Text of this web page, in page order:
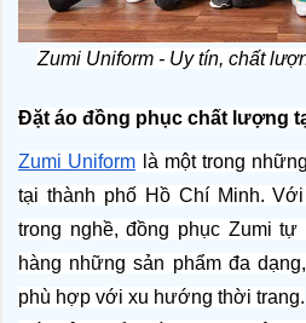
Zumi Uniform - Uy tín, chất
Đặt áo đồng phục chất lượng
Zumi Uniform là một trong
tại thành phố Hồ Chí Minh.
trong nghề, đồng phục Zumi
hàng những sản phẩm đa
phù hợp với xu hướng thời trang.